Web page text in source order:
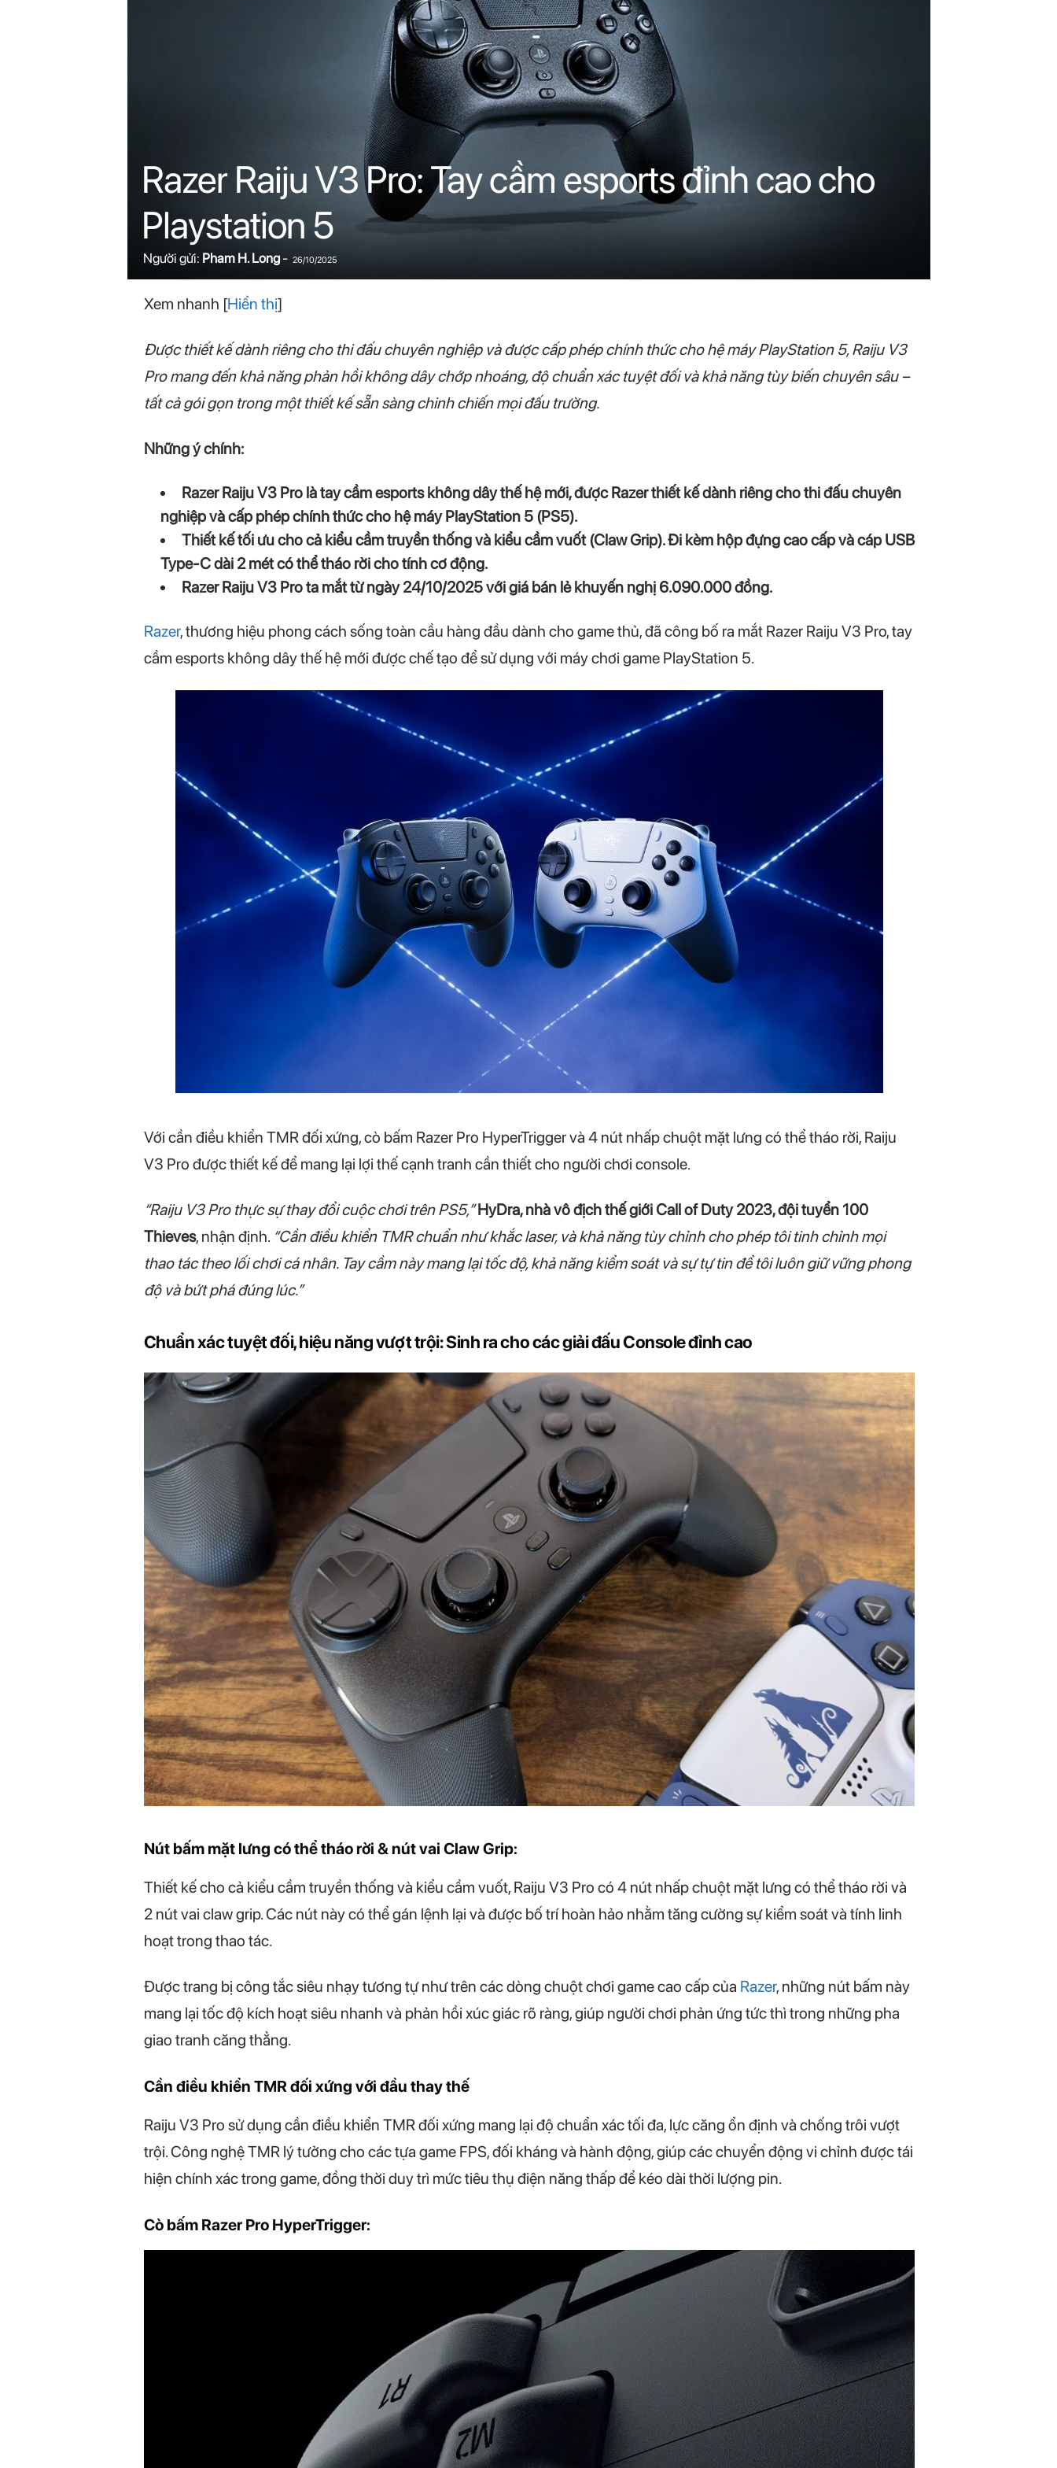
o
m
Razer Raiju V3 Pro: Tay cầm esports đỉnh cao cho
Playstation 5
Người gửi: Pham H. Long- 26/10/2025
Xem nhanh [Hiển thị]
Được thiết kế dành riêng cho thi đấu chuyên nghiệp và được cấp phép chính thức cho hệ máy PlayStation 5, Raiju V3
Pro mang đến khả năng phản hồi không dây chớp nhoáng, độ chuẩn xác tuyệt đối và khả năng tùy biến chuyên sâu –
tất cả gói gọn trong một thiết kế sẵn sàng chinh chiến mọi đấu trường.
Những ý chính:
Razer Raiju V3 Pro là tay cầm esports không dây thế hệ mới, được Razer thiết kế dành riêng cho thi đấu chuyên
nghiệp và cấp phép chính thức cho hệ máy PlayStation 5 (PS5).
Thiết kế tối ưu cho cả kiểu cầm truyền thống và kiểu cầm vuốt (Claw Grip). Đi kèm hộp đựng cao cấp và cáp USB
Type-C dài 2 mét có thể tháo rời cho tính cơ động.
Razer Raiju V3 Pro ta mắt từ ngày 24/10/2025 với giá bán lẻ khuyến nghị 6.090.000 đồng.
Razer, thương hiệu phong cách sống toàn cầu hàng đầu dành cho game thủ, đã công bố ra mắt Razer Raiju V3 Pro, tay
cầm esports không dây thế hệ mới được chế tạo để sử dụng với máy chơi game PlayStation 5.
Với cần điều khiển TMR đối xứng, cò bấm Razer Pro HyperTrigger và 4 nút nhấp chuột mặt lưng có thể tháo rời, Raiju
V3 Pro được thiết kế để mang lại lợi thế cạnh tranh cần thiết cho người chơi console.
“Raiju V3 Pro thực sự thay đổi cuộc chơi trên PS5,” HyDra, nhà vô địch thế giới Call of Duty 2023, đội tuyển 100
Thieves, nhận định. “Cần điều khiển TMR chuẩn như khắc laser, và khả năng tùy chỉnh cho phép tôi tinh chỉnh mọi
thao tác theo lối chơi cá nhân. Tay cầm này mang lại tốc độ, khả năng kiểm soát và sự tự tin để tôi luôn giữ vững phong
độ và bứt phá đúng lúc.”
Chuẩn xác tuyệt đối, hiệu năng vượt trội: Sinh ra cho các giải đấu Console đỉnh cao
Nút bấm mặt lưng có thể tháo rời & nút vai Claw Grip:
Thiết kế cho cả kiểu cầm truyền thống và kiểu cầm vuốt, Raiju V3 Pro có 4 nút nhấp chuột mặt lưng có thể tháo rời và
2 nút vai claw grip. Các nút này có thể gán lệnh lại và được bố trí hoàn hảo nhằm tăng cường sự kiểm soát và tính linh
hoạt trong thao tác.
Được trang bị công tắc siêu nhạy tương tự như trên các dòng chuột chơi game cao cấp của Razer, những nút bấm này
mang lại tốc độ kích hoạt siêu nhanh và phản hồi xúc giác rõ ràng, giúp người chơi phản ứng tức thì trong những pha
giao tranh căng thẳng.
Cần điều khiển TMR đối xứng với đầu thay thế
Raiju V3 Pro sử dụng cần điều khiển TMR đối xứng mang lại độ chuẩn xác tối đa, lực căng ổn định và chống trôi vượt
trội. Công nghệ TMR lý tưởng cho các tựa game FPS, đối kháng và hành động, giúp các chuyển động vi chỉnh được tái
hiện chính xác trong game, đồng thời duy trì mức tiêu thụ điện năng thấp để kéo dài thời lượng pin.
Cò bấm Razer Pro HyperTrigger: